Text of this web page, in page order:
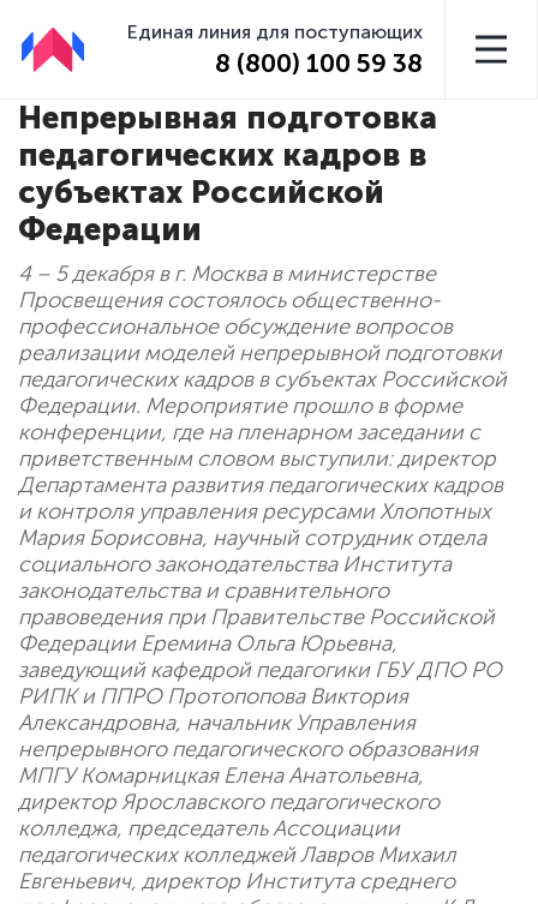
Единая линия для поступающих
8 (800) 100 59 38
Непрерывная подготовка
педагогических кадров в
субъектах Российской
Федерации
4 – 5 декабря в г. Москва в министерстве
Просвещения состоялось общественно-
профессиональное обсуждение вопросов
реализации моделей непрерывной подготовки
педагогических кадров в субъектах Российской
Федерации. Мероприятие прошло в форме
конференции, где на пленарном заседании с
приветственным словом выступили: директор
Департамента развития педагогических кадров
и контроля управления ресурсами Хлопотных
Мария Борисовна, научный сотрудник отдела
социального законодательства Института
законодательства и сравнительного
правоведения при Правительстве Российской
Федерации Еремина Ольга Юрьевна,
заведующий кафедрой педагогики ГБУ ДПО РО
РИПК и ППРО Протопопова Виктория
Александровна, начальник Управления
непрерывного педагогического образования
МПГУ Комарницкая Елена Анатольевна,
директор Ярославского педагогического
колледжа, председатель Ассоциации
педагогических колледжей Лавров Михаил
Евгеньевич, директор Института среднего